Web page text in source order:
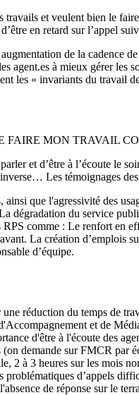
travails et veulent bien le
en retard sur l’appel
de la cadence
agent.es à mieux gérer
les « invariants du travail
FAIRE MON TRAVAIL
et d’être à l’écoute le
Les témoignages
que l'agressivité des
dégradation du service
RPS comme : Le renfort
La création d’emplois
d’équipe.
réduction du temps de
et de
d'être à l'écoute des
demande sur FMCR
2 à 3 heures sur les mois
d’appels
de réponse sur le